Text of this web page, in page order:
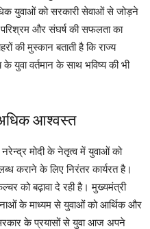
युवाओं को सरकारी सेवाओं से जोड़ने
और संघर्ष की सफलता का
की मुस्कान बताती है कि राज्य
युवा वर्तमान के साथ भविष्य की भी
आश्वस्त
मोदी के नेतृत्व में युवाओं को
कराने के लिए निरंतर कार्यरत है।
को बढ़ावा दे रही है। मुख्यमंत्री
के माध्यम से युवाओं को आर्थिक और
के प्रयासों से युवा आज अपने